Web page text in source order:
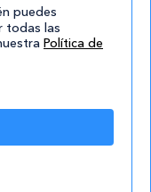
Cookies|Mapa de
puedes
todas las
Política de